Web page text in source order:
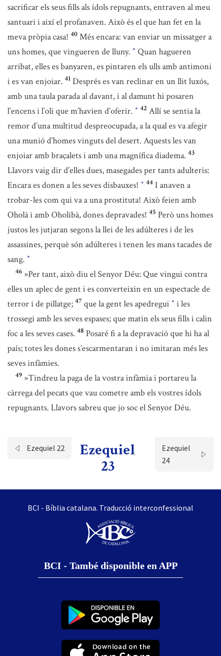
sacrificar els seus fills als ídols repugnants, entraven al meu
santuari i així el profanaven. Això és el que han fet en la
meva pròpia casa! 40 Més encara: van enviar un missatger a
uns homes, que vingueren de lluny. * Quan hagueren
arribat, elles es banyaren, es pintaren els ulls amb antimoni
i es van enjoiar. 41 Després es van reclinar en un llit luxós,
amb una taula parada al davant, i al damunt hi posaren
l’encens i l’oli que m’havien d’oferir. * 42 Allí se sentia la
remor d’una multitud despreocupada, a la qual es va afegir
una munió d’homes vinguts del desert. Aquests les van
enjoiar amb braçalets i amb una magnífica diadema. 43
Llavors vaig dir d’elles dues, masegades per tants adulteris:
Encara es donen a les seves disbauxes! * 44 I anaven a
trobar-les com qui va a una prostituta! Això feien amb
Oholà i amb Oholibà, dones depravades! 45 Però uns homes
justos les jutjaran segons la llei de les adúlteres i de les
assassines, perquè són adúlteres i tenen les mans tacades de
sang. *
46 »Per tant, això diu el Senyor Déu: Que vingui contra
elles un aplec de gent i es converteixin en un espectacle de
terror i de pillatge; 47 que la gent les apedregui * i les
trossegi amb les seves espases; que matin els seus fills i calin
foc a les seves cases. 48 Posaré fi a la depravació que hi ha al
país; totes les dones s’escarmentaran i no imitaran més les
seves infàmies.
49 »Tindreu la paga de la vostra infàmia i portareu la
càrrega del pecats que vau cometre amb els vostres ídols
repugnants. Llavors sabreu que jo soc el Senyor Déu.
Ezequiel 22
Ezequiel
23
Ezequiel
24
BCI - Bíblia catalana. Traducció interconfessional
BCI - També disponible en APP